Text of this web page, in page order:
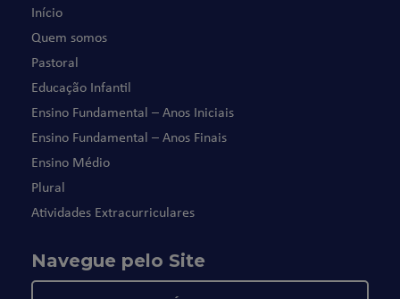
Início
Quem somos
Pastoral
Educação Infantil
Ensino Fundamental – Anos Iniciais
Ensino Fundamental – Anos Finais
Ensino Médio
Plural
Atividades Extracurriculares
Navegue pelo Site